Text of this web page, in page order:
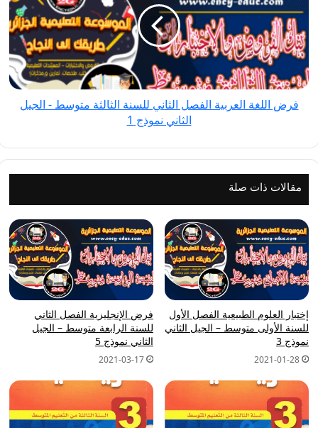
العربية
الفصل
الثاني
للسنة
الثالثة
متوسط
نموذج
1
فرض اللغة العربية الفصل الثاني للسنة الثالثة متوسط - الجيل
الثاني نموذج 1
مقالات ذات صلة
إختبار العلوم الطبيعية الفصل الأول
للسنة الأولى متوسط – الجيل الثاني
نموذج 3
2021-01-28
فرض الإنجليزية الفصل الثاني
للسنة الرابعة متوسط – الجيل
الثاني نموذج 5
2021-03-17